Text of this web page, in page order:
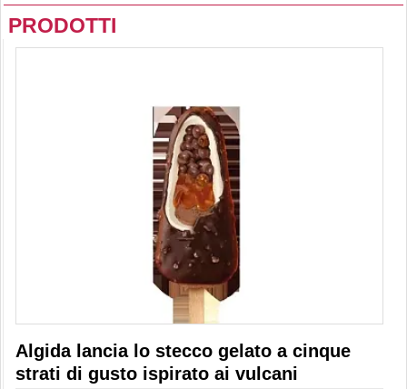
PRODOTTI
Algida lancia lo stecco gelato a cinque
strati di gusto ispirato ai vulcani